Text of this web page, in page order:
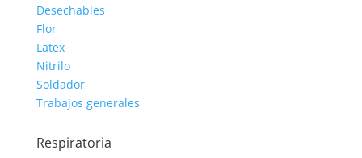
Desechables
Flor
Latex
Nitrilo
Soldador
Trabajos generales
Respiratoria